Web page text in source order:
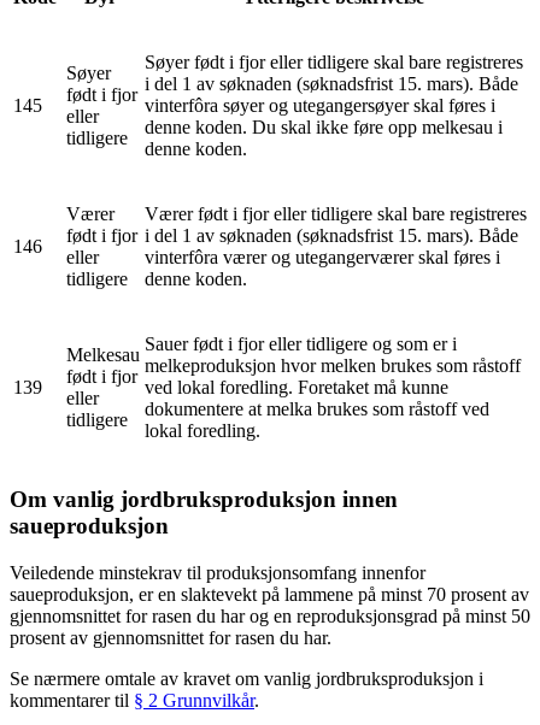
145
Søyer
født i fjor
eller
tidligere
Søyer født i fjor eller tidligere skal bare registreres
i del 1 av søknaden (søknadsfrist 15. mars). Både
vinterfôra søyer og utegangersøyer skal føres i
denne koden. Du skal ikke føre opp melkesau i
denne koden.
146
Værer
født i fjor
eller
tidligere
Værer født i fjor eller tidligere skal bare registreres
i del 1 av søknaden (søknadsfrist 15. mars). Både
vinterfôra værer og utegangerværer skal føres i
denne koden.
139
Melkesau
født i fjor
eller
tidligere
Sauer født i fjor eller tidligere og som er i
melkeproduksjon hvor melken brukes som råstoff
ved lokal foredling. Foretaket må kunne
dokumentere at melka brukes som råstoff ved
lokal foredling.
Om vanlig jordbruksproduksjon innen
saueproduksjon
Veiledende minstekrav til produksjonsomfang innenfor
saueproduksjon, er en slaktevekt på lammene på minst 70 prosent av
gjennomsnittet for rasen du har og en reproduksjonsgrad på minst 50
prosent av gjennomsnittet for rasen du har.
Se nærmere omtale av kravet om vanlig jordbruksproduksjon i
kommentarer til § 2 Grunnvilkår.